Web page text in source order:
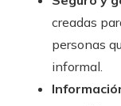
creadas
personas
informal.